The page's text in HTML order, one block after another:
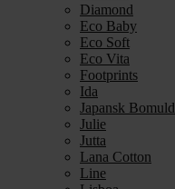
Diamond
Eco Baby
Eco Soft
Eco Vita
Footprints
Ida
Japansk Bomuld
Julie
Jutta
Lana Cotton
Line